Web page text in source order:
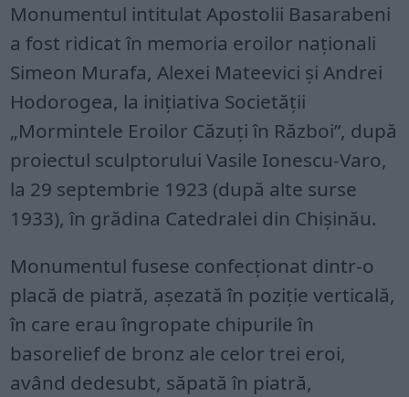
Monumentul intitulat Apostolii Basarabeni
a fost ridicat în memoria eroilor naționali
Simeon Murafa, Alexei Mateevici și Andrei
Hodorogea, la inițiativa Societății
„Mormintele Eroilor Căzuți în Război”, după
proiectul sculptorului Vasile Ionescu-Varo,
la 29 septembrie 1923 (după alte surse
1933), în grădina Catedralei din Chișinău.
Monumentul fusese confecționat dintr-o
placă de piatră, așezată în poziție verticală,
în care erau îngropate chipurile în
basorelief de bronz ale celor trei eroi,
având dedesubt, săpată în piatră,